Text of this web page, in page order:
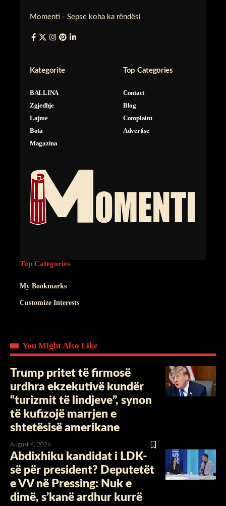
Momenti - Sepse koha ka rëndësi
Kategorite
BALLINA
Zgjedhje
Lajme
Bota
Magazina
Top Categories
Contact
Blog
Complaint
Advertise
Top Categories
My Bookmarks
Customize Interests
You Might Also Like
Trump pritet të firmosë
urdhra ekzekutivë kundër
“turizmit të lindjeve”, synon
të kufizojë marrjen e
shtetësisë amerikane
August 6, 2026
Abdixhiku kandidat i LDK-
së për president? Deputetët
e VV në Pressing: Nuk e
dimë, s’kanë ardhur kurrë